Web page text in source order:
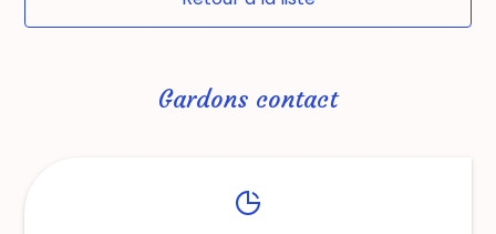
Gardons contact